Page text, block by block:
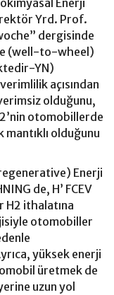
Enerji
Yrd. Prof.
dergisinde
(well-to-wheel)
YN)
açısından
olduğunu,
otomobillerde
olduğunu
Enerji
de, H’ FCEV
H2 ithalatına
otomobiller
yüksek enerji
üretmek de
uzun yol